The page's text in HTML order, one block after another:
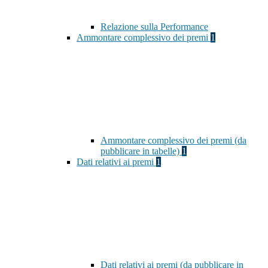
Relazione sulla Performance
Ammontare complessivo dei premi 1
Ammontare complessivo dei premi (da
pubblicare in tabelle) 1
Dati relativi ai premi 1
Dati relativi ai premi (da pubblicare in